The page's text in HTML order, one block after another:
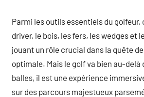
Parmi les outils essentiels du golfeur,
driver, le bois, les fers, les wedges et
jouant un rôle crucial dans la quête
optimale. Mais le golf va bien au-delà
balles, il est une expérience
sur des parcours majestueux